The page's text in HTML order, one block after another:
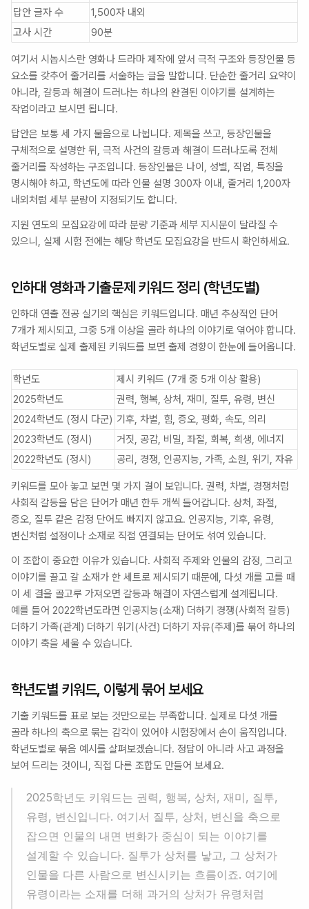
답안 글자 수
1,500자 내외
고사 시간
90분
여기서 시놉시스란 영화나 드라마 제작에 앞서 극적 구조와 등장인물 등
요소를 갖추어 줄거리를 서술하는 글을 말합니다. 단순한 줄거리 요약이
아니라, 갈등과 해결이 드러나는 하나의 완결된 이야기를 설계하는
작업이라고 보시면 됩니다.
답안은 보통 세 가지 물음으로 나뉩니다. 제목을 쓰고, 등장인물을
구체적으로 설명한 뒤, 극적 사건의 갈등과 해결이 드러나도록 전체
줄거리를 작성하는 구조입니다. 등장인물은 나이, 성별, 직업, 특징을
명시해야 하고, 학년도에 따라 인물 설명 300자 이내, 줄거리 1,200자
내외처럼 세부 분량이 지정되기도 합니다.
지원 연도의 모집요강에 따라 분량 기준과 세부 지시문이 달라질 수
있으니, 실제 시험 전에는 해당 학년도 모집요강을 반드시 확인하세요.
인하대 영화과 기출문제 키워드 정리 (학년도별)
인하대 연출 전공 실기의 핵심은 키워드입니다. 매년 추상적인 단어
7개가 제시되고, 그중 5개 이상을 골라 하나의 이야기로 엮어야 합니다.
학년도별로 실제 출제된 키워드를 보면 출제 경향이 한눈에 들어옵니다.
학년도
제시 키워드 (7개 중 5개 이상 활용)
2025학년도
권력, 행복, 상처, 재미, 질투, 유령, 변신
2024학년도 (정시 다군) 기후, 차별, 힘, 증오, 평화, 속도, 의리
2023학년도 (정시)
거짓, 공감, 비밀, 좌절, 회복, 희생, 에너지
2022학년도 (정시)
공리, 경쟁, 인공지능, 가족, 소원, 위기, 자유
키워드를 모아 놓고 보면 몇 가지 결이 보입니다. 권력, 차별, 경쟁처럼
사회적 갈등을 담은 단어가 매년 한두 개씩 들어갑니다. 상처, 좌절,
증오, 질투 같은 감정 단어도 빠지지 않고요. 인공지능, 기후, 유령,
변신처럼 설정이나 소재로 직접 연결되는 단어도 섞여 있습니다.
이 조합이 중요한 이유가 있습니다. 사회적 주제와 인물의 감정, 그리고
이야기를 끌고 갈 소재가 한 세트로 제시되기 때문에, 다섯 개를 고를 때
이 세 결을 골고루 가져오면 갈등과 해결이 자연스럽게 설계됩니다.
예를 들어 2022학년도라면 인공지능(소재) 더하기 경쟁(사회적 갈등)
더하기 가족(관계) 더하기 위기(사건) 더하기 자유(주제)를 묶어 하나의
이야기 축을 세울 수 있습니다.
학년도별 키워드, 이렇게 묶어 보세요
기출 키워드를 표로 보는 것만으로는 부족합니다. 실제로 다섯 개를
골라 하나의 축으로 묶는 감각이 있어야 시험장에서 손이 움직입니다.
학년도별로 묶음 예시를 살펴보겠습니다. 정답이 아니라 사고 과정을
보여 드리는 것이니, 직접 다른 조합도 만들어 보세요.
2025학년도 키워드는 권력, 행복, 상처, 재미, 질투,
유령, 변신입니다. 여기서 질투, 상처, 변신을 축으로
잡으면 인물의 내면 변화가 중심이 되는 이야기를
설계할 수 있습니다. 질투가 상처를 낳고, 그 상처가
인물을 다른 사람으로 변신시키는 흐름이죠. 여기에
유령이라는 소재를 더해 과거의 상처가 유령처럼